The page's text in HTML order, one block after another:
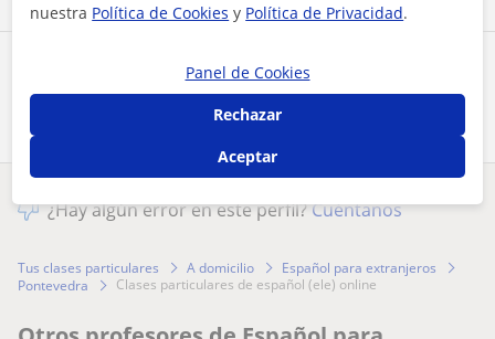
Comparte a este profesor
¿Hay algún error en este perfil?Cuéntanos
Tus clases particulares A domicilio
Español para extranjeros
Pontevedra
clases particulares de español (ele) online
nuestra Política de Cookies y Política de Privacidad.
Panel de Cookies
Rechazar
Aceptar